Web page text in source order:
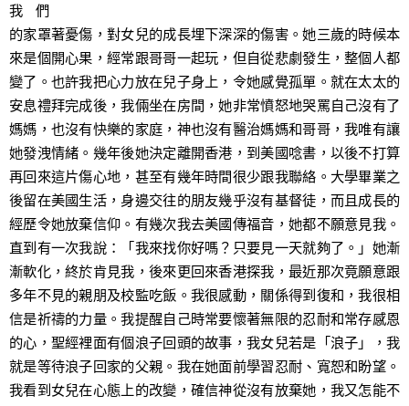
我們
的家罩著憂傷，對女兒的成長埋下深深的傷害。她三歲的時候本
來是個開心果，經常跟哥哥一起玩，但自從悲劇發生，整個人都
變了。也許我把心力放在兒子身上，令她感覺孤單。就在太太的
安息禮拜完成後，我倆坐在房間，她非常憤怒地哭罵自己沒有了
媽媽，也沒有快樂的家庭，神也沒有醫治媽媽和哥哥，我唯有讓
她發洩情緒。幾年後她決定離開香港，到美國唸書，以後不打算
再回來這片傷心地，甚至有幾年時間很少跟我聯絡。大學畢業之
後留在美國生活，身邊交往的朋友幾乎沒有基督徒，而且成長的
經歷令她放棄信仰。有幾次我去美國傳福音，她都不願意見我。
直到有一次我說：「我來找你好嗎？只要見一天就夠了。」她漸
漸軟化，終於肯見我，後來更回來香港探我，最近那次竟願意跟
多年不見的親朋及校監吃飯。我很感動，關係得到復和，我很相
信是祈禱的力量。我提醒自己時常要懷著無限的忍耐和常存感恩
的心，聖經裡面有個浪子回頭的故事，我女兒若是「浪子」，我
就是等待浪子回家的父親。我在她面前學習忍耐、寬恕和盼望。
我看到女兒在心態上的改變，確信神從沒有放棄她，我又怎能不